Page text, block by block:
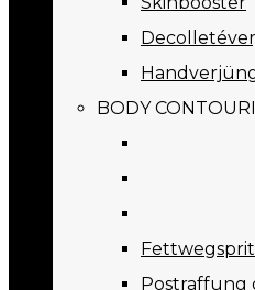
BODY
Postraffung